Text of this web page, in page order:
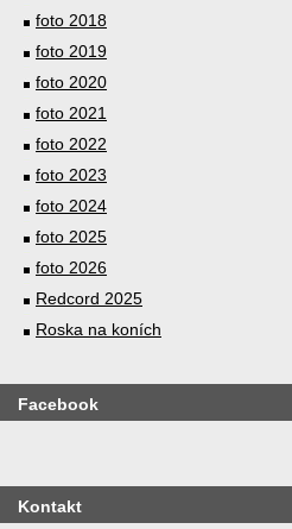
foto 2018
foto 2019
foto 2020
foto 2021
foto 2022
foto 2023
foto 2024
foto 2025
foto 2026
Redcord 2025
Roska na koních
Facebook
Kontakt